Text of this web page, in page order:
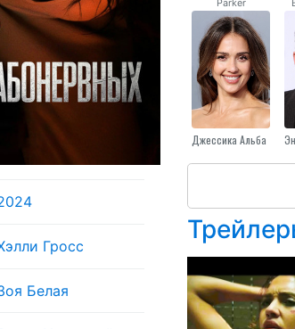
Гросс
Белая
Parker
Джессика Альба